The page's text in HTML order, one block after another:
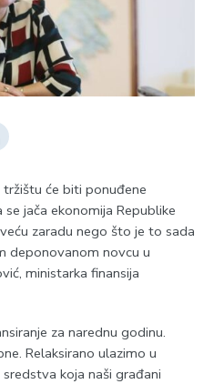
će biti ponuđene
jača ekonomija Republike
zaradu nego što je to sada
deponovanom novcu u
ministarka finansija
za narednu godinu.
Relaksirano ulazimo u
koja naši građani